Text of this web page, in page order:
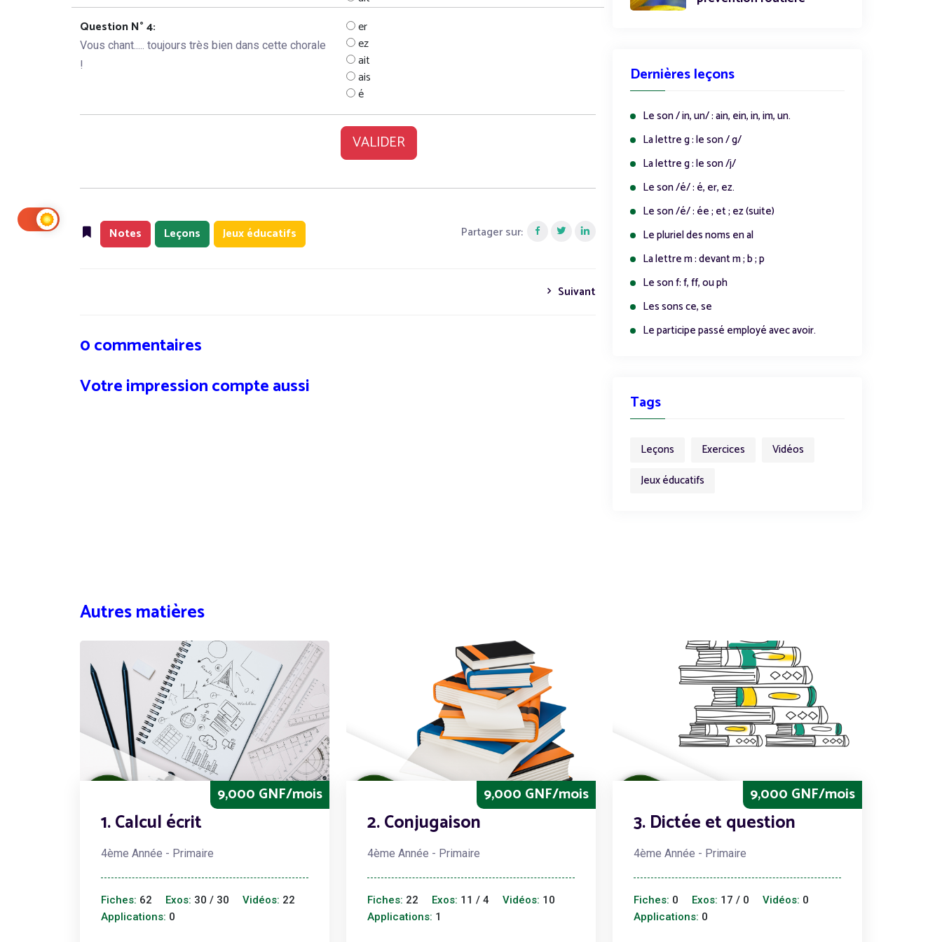
Question N° 4:
Vous chant..... toujours très bien dans cette chorale
!
er
ez
ait
ais
é
VALIDER
Notes Leçons Jeux éducatifs Partager sur:
Suivant
0 commentaires
Votre impression compte aussi
Dernières leçons
Le son / in, un/ : ain, ein, in, im, un.
La lettre g : le son / g/
La lettre g : le son /j/
Le son /é/ : é, er, ez.
Le son /é/ : ée ; et ; ez (suite)
Le pluriel des noms en al
La lettre m : devant m ; b ; p
Le son f: f, ff, ou ph
Les sons ce, se
Le participe passé employé avec avoir.
Tags
Leçons Exercices
Vidéos
Jeux éducatifs
Autres matières
9,000 GNF/mois
1. Calcul écrit
4ème Année - Primaire
Fiches: 62 Exos: 30 / 30 Vidéos: 22
Applications: 0
9,000 GNF/mois
2. Conjugaison
4ème Année - Primaire
Fiches: 22 Exos: 11 / 4 Vidéos: 10
Applications: 1
9,000 GNF/mois
3. Dictée et question
4ème Année - Primaire
Fiches: 0 Exos: 17 / 0 Vidéos: 0
Applications: 0